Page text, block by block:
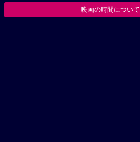
映画の時間について